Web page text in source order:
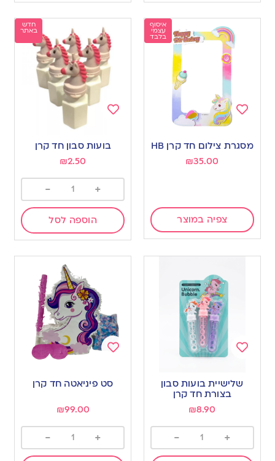
איסוף
עצמי
בלבד
to
מסגרת צילום חד קרן HB
₪35.00
צפיה במוצר
חדש
באתר
בועות סבון חד קרן
₪2.50
+
-
הוספה לסל
wishlist
שלישיית בועות סבון
בצורת חד קרן
₪8.90
+
-
wishlist
סט פיניאטה חד קרן
₪99.00
+
-